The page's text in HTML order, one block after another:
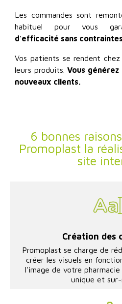
Les commandes sont
habituel pour vous
d'efficacité sans
Vos patients se rendent
leurs produits.Vous
nouveaux clients.
6 bonnes
Promoplast la
site
Création des
Promoplast se charge de
créer les visuels en
l'image de votre
unique et sur-